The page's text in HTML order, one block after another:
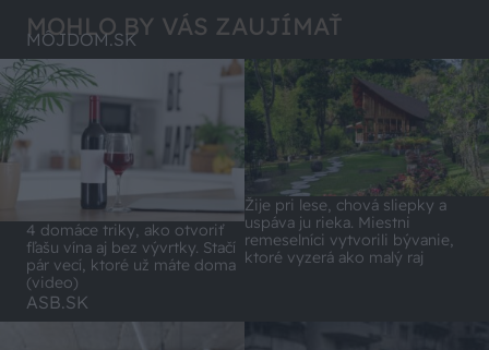
MOHLO BY VÁS ZAUJÍMAŤ
MÔJDOM.SK
4 domáce triky, ako otvoriť
fľašu vína aj bez vývrtky. Stačí
pár vecí, ktoré už máte doma
(video)
Žije pri lese, chová sliepky a
uspáva ju rieka. Miestni
remeselníci vytvorili bývanie,
ktoré vyzerá ako malý raj
ASB.SK